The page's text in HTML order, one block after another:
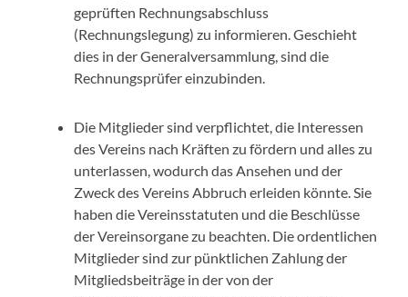
geprüften Rechnungsabschluss
(Rechnungslegung) zu informieren. Geschieht
dies in der Generalversammlung, sind die
Rechnungsprüfer einzubinden.
Die Mitglieder sind verpflichtet, die Interessen
des Vereins nach Kräften zu fördern und alles zu
unterlassen, wodurch das Ansehen und der
Zweck des Vereins Abbruch erleiden könnte. Sie
haben die Vereinsstatuten und die Beschlüsse
der Vereinsorgane zu beachten. Die ordentlichen
Mitglieder sind zur pünktlichen Zahlung der
Mitgliedsbeiträge in der von der